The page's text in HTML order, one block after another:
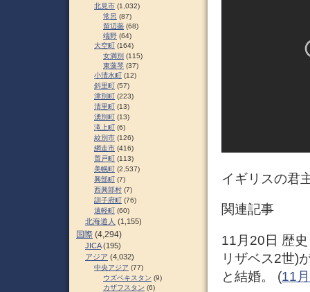
イギリスの君
関連記事
11月20日 歴
リザベス2世)
と結婚。 (11
北見市 (1,032)
常呂 (87)
留辺蘂 (68)
端野 (64)
大空町 (164)
女満別 (115)
東藻琴 (37)
小清水町 (12)
斜里町 (57)
津別町 (223)
清里町 (13)
湧別町 (13)
滝上町 (6)
紋別市 (126)
網走市 (416)
置戸町 (113)
美幌町 (2,537)
興部町 (7)
西興部村 (7)
訓子府町 (76)
遠軽町 (60)
北海道人 (1,155)
国際 (4,294)
JICA(195)
アジア (4,032)
中央アジア (77)
ウズベキスタン (9)
カザフスタン (6)